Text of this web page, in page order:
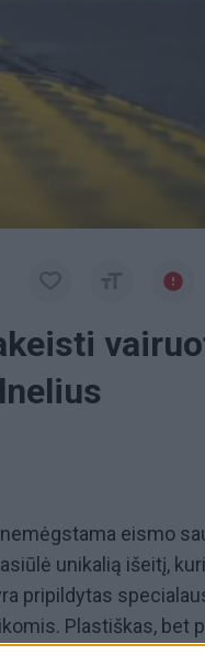
eismo
unikalią išeitį,
pripildytas
Plastiškas, bet